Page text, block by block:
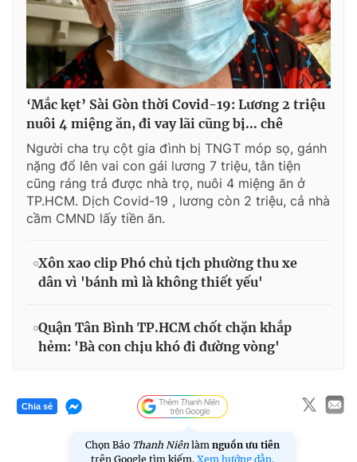
‘Mắc kẹt’ Sài Gòn thời Covid-19: Lương 2 triệu
nuôi 4 miệng ăn, đi vay lãi cũng bị... chê
Người cha trụ cột gia đình bị TNGT móp sọ, gánh
nặng đổ lên vai con gái lương 7 triệu, tằn tiện
cũng ráng trả được nhà trọ, nuôi 4 miệng ăn ở
TP.HCM. Dịch Covid-19 , lương còn 2 triệu, cả nhà
cầm CMND lấy tiền ăn.
Xôn xao clip Phó chủ tịch phường thu xe
dân vì 'bánh mì là không thiết yếu'
Quận Tân Bình TP.HCM chốt chặn khắp
hẻm: 'Bà con chịu khó đi đường vòng'
Chia sẻ
Chọn Báo Thanh Niên làm nguồn ưu tiên
trên Google tìm kiếm. Xem hướng dẫn.